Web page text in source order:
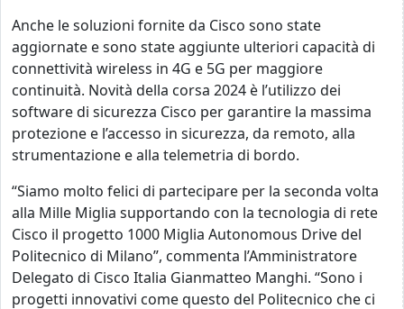
Anche le soluzioni fornite da Cisco sono state
aggiornate e sono state aggiunte ulteriori capacità di
connettività wireless in 4G e 5G per maggiore
continuità. Novità della corsa 2024 è l’utilizzo dei
software di sicurezza Cisco per garantire la massima
protezione e l’accesso in sicurezza, da remoto, alla
strumentazione e alla telemetria di bordo.
“Siamo molto felici di partecipare per la seconda volta
alla Mille Miglia supportando con la tecnologia di rete
Cisco il progetto 1000 Miglia Autonomous Drive del
Politecnico di Milano”, commenta l’Amministratore
Delegato di Cisco Italia Gianmatteo Manghi. “Sono i
progetti innovativi come questo del Politecnico che ci